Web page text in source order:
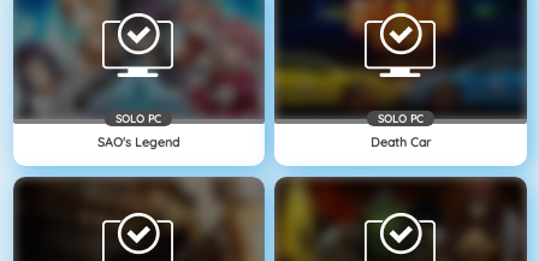
SOLO PC
SAO's Legend
SOLO PC
Death Car